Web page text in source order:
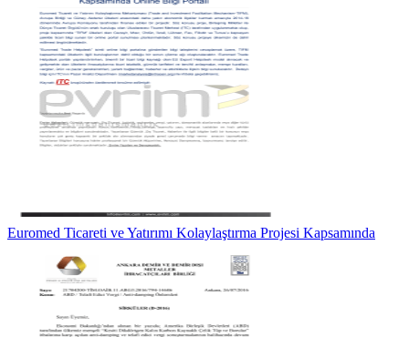
Euromed Ticareti ve Yatırımı Kolaylaştırma Projesi Kapsamında